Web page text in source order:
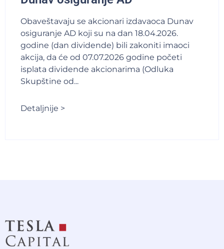
Obaveštavaju se akcionari izdavaoca Dunav
osiguranje AD koji su na dan 18.04.2026.
godine (dan dividende) bili zakoniti imaoci
akcija, da će od 07.07.2026 godine početi
isplata dividende akcionarima (Odluka
Skupštine od...
Detaljnije >